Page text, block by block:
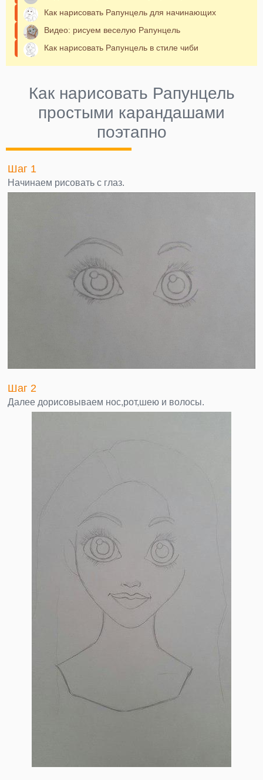
Как нарисовать Рапунцель для начинающих
Видео: рисуем веселую Рапунцель
Как нарисовать Рапунцель в стиле чиби
Как нарисовать Рапунцель
простыми карандашами
поэтапно
Шаг 1
Начинаем рисовать с глаз.
Шаг 2
Далее дорисовываем нос,рот,шею и волосы.